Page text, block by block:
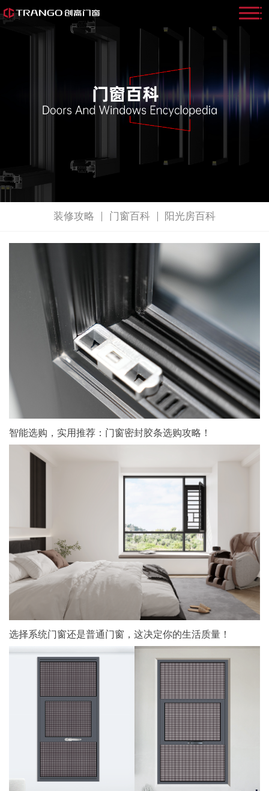
装修攻略 门窗百科 阳光房百科
智能选购，实用推荐：门窗密封胶条选购攻略！
选择系统门窗还是普通门窗，这决定你的生活质量！